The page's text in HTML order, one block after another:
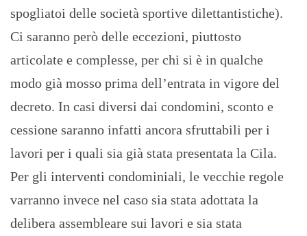
spogliatoi delle società sportive dilettantistiche).
Ci saranno però delle eccezioni, piuttosto
articolate e complesse, per chi si è in qualche
modo già mosso prima dell’entrata in vigore del
decreto. In casi diversi dai condomini, sconto e
cessione saranno infatti ancora sfruttabili per i
lavori per i quali sia già stata presentata la Cila.
Per gli interventi condominiali, le vecchie regole
varranno invece nel caso sia stata adottata la
delibera assembleare sui lavori e sia stata